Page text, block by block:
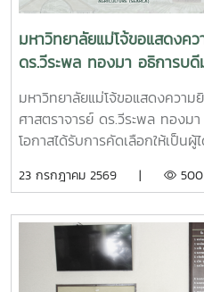
มหาวิทยาลัยแม่โจ้ขอแสดงค
ดร.วีระพล ทองมา อธิการบดี
ได้รับรางวัล Outstanding
Alumni (OSSA) Awards
มหาวิทยาลัยแม่โจ้ขอแสดงควา
ศาสตราจารย์ ดร.วีระพล ทองม
โอกาสได้รับการคัดเลือกให้เป็น
ศูนย์ภูมิภาคเอเชียตะวันออกเฉีย
for Graduate Study and
(SEARCA) นับเป็นรางวัลเกี
เก่าทุน SEARCA ผู้มีความสำเ
23 กรกฎาคม 2569 | 500